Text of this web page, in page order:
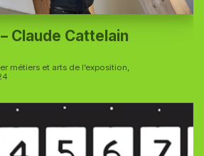
Claude Cattelain
métiers et arts de l’exposition,